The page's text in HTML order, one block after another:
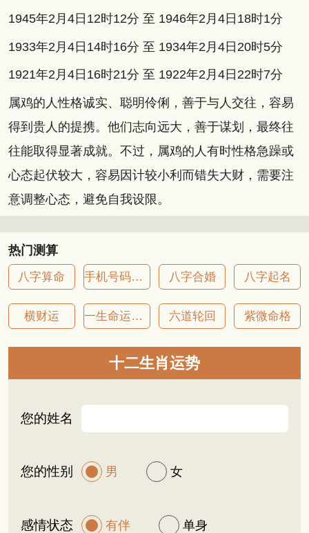
1945年2月4日12时12分 至 1946年2月4日18时1分
1933年2月4日14时16分 至 1934年2月4日20时5分
1921年2月4日16时21分 至 1922年2月4日22时7分
属鸡的人性格诚实、聪明伶俐，善于与人交往，容易
得到贵人的提携。他们志向远大，善于谋划，最终往
往能取得显著成就。不过，属鸡的人有时性格急躁或
心态起伏较大，容易因计较小利而错失大财，需要注
意调整心态，避免自我设限。
热门测算
八字算命 手机号码吉凶 八字合婚 八字起名
横财运 一生命运详批 六道轮回 紫微命格
十二生肖运势
您的姓名
您的性别 男 女
感情状态 有伴 单身